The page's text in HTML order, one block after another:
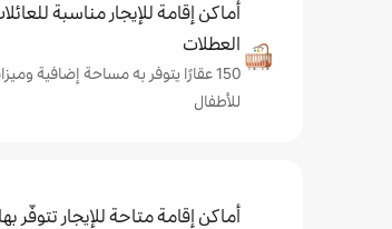
أماكن إقامة للإيجار مناسبة
العطلات
150 عقارًا يتوفر به مساحة إضافية
للأطفال
أماكن إقامة متاحة للإيجار تتوفّر